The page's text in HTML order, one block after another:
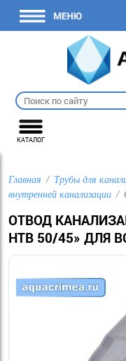
КАТАЛОГ
Главная Трубы для
внутренней канализации
ОТВОД
HTB 50/45» ДЛЯ